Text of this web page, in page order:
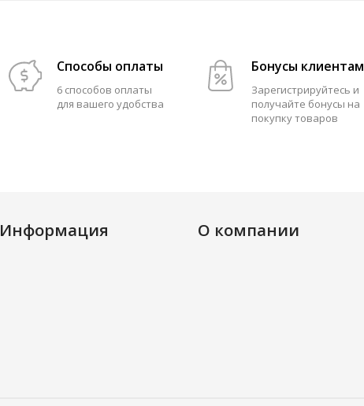
Способы оплаты
6 способов оплаты
для вашего удобства
Бонусы клиентам
Зарегистрируйтесь и
получайте бонусы на
покупку товаров
Информация О компании